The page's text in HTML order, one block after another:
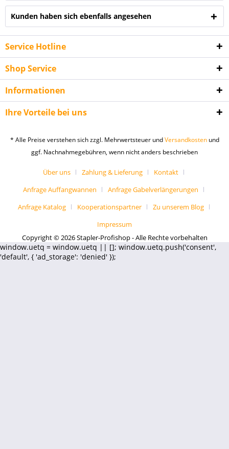
Kunden haben sich ebenfalls angesehen
Service Hotline
Shop Service
Informationen
Ihre Vorteile bei uns
* Alle Preise verstehen sich zzgl. Mehrwertsteuer undVersandkostenund
ggf. Nachnahmegebühren, wenn nicht anders beschrieben
Über uns Zahlung & Lieferung
Kontakt
Anfrage Auffangwannen
Anfrage Gabelverlängerungen
Anfrage Katalog
Kooperationspartner
Zu unserem Blog
Impressum
Copyright © 2026 Stapler-Profishop - Alle Rechte vorbehalten
window.uetq = window.uetq || []; window.uetq.push('consent',
'default', { 'ad_storage': 'denied' });